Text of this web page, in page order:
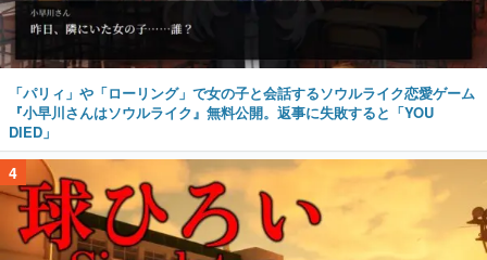
「パリィ」や「ローリング」で女の子と会話するソウルライク恋愛ゲーム
『小早川さんはソウルライク』無料公開。返事に失敗すると「YOU
DIED」
4